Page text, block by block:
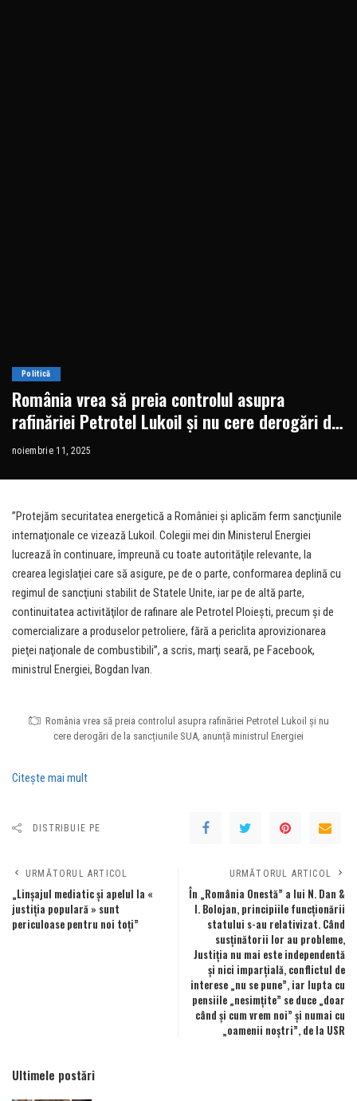
Politică
România vrea să preia controlul asupra
rafinăriei Petrotel Lukoil și nu cere derogări de
la sancțiunile SUA, anunță ministrul Energiei
noiembrie 11, 2025
”Protejăm securitatea energetică a României şi aplicăm ferm sancţiunile
internaţionale ce vizează Lukoil. Colegii mei din Ministerul Energiei
lucrează în continuare, împreună cu toate autorităţile relevante, la
crearea legislaţiei care să asigure, pe de o parte, conformarea deplină cu
regimul de sancţiuni stabilit de Statele Unite, iar pe de altă parte,
continuitatea activităţilor de rafinare ale Petrotel Ploieşti, precum şi de
comercializare a produselor petroliere, fără a periclita aprovizionarea
pieţei naţionale de combustibili”, a scris, marţi seară, pe Facebook,
ministrul Energiei, Bogdan Ivan.
România vrea să preia controlul asupra rafinăriei Petrotel Lukoil și nu
cere derogări de la sancțiunile SUA, anunță ministrul Energiei
Citeşte mai mult
DISTRIBUIE PE
URMĂTORUL ARTICOL
„Linșajul mediatic și apelul la «
justiția populară » sunt
periculoase pentru noi toți”
URMĂTORUL ARTICOL
În „România Onestă” a lui N. Dan &
I. Bolojan, principiile funcționării
statului s-au relativizat. Când
susținătorii lor au probleme,
Justiția nu mai este independentă
și nici imparțială, conflictul de
interese „nu se pune”, iar lupta cu
pensiile „nesimțite” se duce „doar
când și cum vrem noi” și numai cu
„oamenii noștri”, de la USR
Ultimele postări